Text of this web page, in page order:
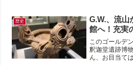
ろがオープニ
ン...
歴史
G.W.、流山
館へ！充実
このゴールデ
釈迦堂遺跡博
ん、お目当て